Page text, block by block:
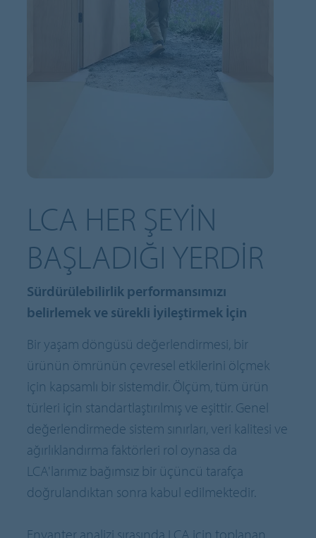
LCA HER ŞEYIN
BAŞLADIĞI YERDIR
Sürdürülebilirlik performansımızı
belirlemek ve sürekli İyileştirmek İçin
Bir yaşam döngüsü değerlendirmesi, bir
ürünün ömrünün çevresel etkilerini ölçmek
için kapsamlı bir sistemdir. Ölçüm, tüm ürün
türleri için standartlaştırılmış ve eşittir. Genel
değerlendirmede sistem sınırları, veri kalitesi ve
ağırlıklandırma faktörleri rol oynasa da
LCA'larımız bağımsız bir üçüncü tarafça
doğrulandıktan sonra kabul edilmektedir.
Envanter analizi sırasında LCA için toplanan